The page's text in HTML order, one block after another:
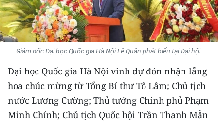
MÔI TRƯỜNG
BẠN ĐỌC
KIỂM CHỨNG THÔNG TIN
TRI THỨC CHUYÊN SÂU
54 DÂN TỘC VIỆT NAM
Giám đốc Đại học Quốc gia Hà Nội Lê Quân phát biểu tại Đại hội.
Đại học Quốc gia Hà Nội vinh dự đón nhận lẵng
hoa chúc mừng từ Tổng Bí thư Tô Lâm; Chủ tịch
nước Lương Cường; Thủ tướng Chính phủ Phạm
Minh Chính; Chủ tịch Quốc hội Trần Thanh Mẫn